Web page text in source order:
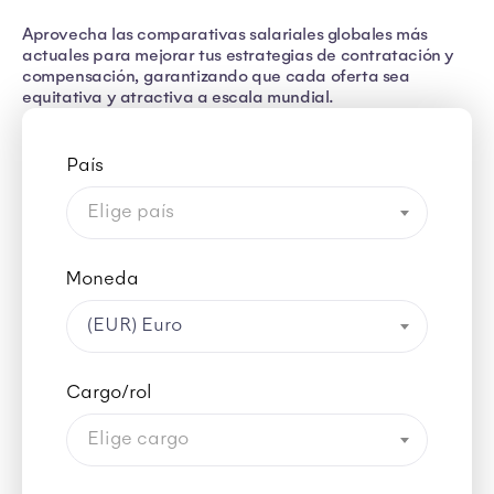
Aprovecha las comparativas salariales globales más
actuales para mejorar tus estrategias de contratación y
compensación, garantizando que cada oferta sea
equitativa y atractiva a escala mundial.
País
Elige país
Moneda
(EUR) Euro
Cargo/rol
Elige cargo